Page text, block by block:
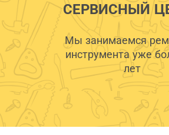
СЕРВИСНЫЙ
Мы занимаемся
инструмента уже
лет